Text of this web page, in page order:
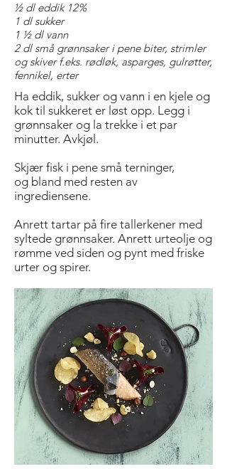
½ dl eddik 12%
1 dl sukker
1 ½ dl vann
2 dl små grønnsaker i pene biter, strimler
og skiver f.eks. rødløk, asparges, gulrøtter,
fennikel, erter
Ha eddik, sukker og vann i en kjele og
kok til sukkeret er løst opp. Legg i
grønnsaker og la trekke i et par
minutter. Avkjøl.
Skjær fisk i pene små terninger,
og bland med resten av
ingrediensene.
Anrett tartar på fire tallerkener med
syltede grønnsaker. Anrett urteolje og
rømme ved siden og pynt med friske
urter og spirer.